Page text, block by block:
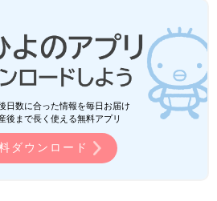
日数に合った情報を毎日お届け
後まで長く使える無料アプリ
ダウンロード